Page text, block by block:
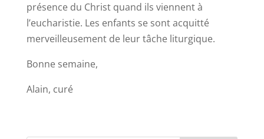
présence du Christ quand ils viennent à
l’eucharistie. Les enfants se sont acquitté
merveilleusement de leur tâche liturgique.
Bonne semaine,
Alain, curé